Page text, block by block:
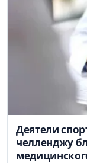
Деятели
челленджу